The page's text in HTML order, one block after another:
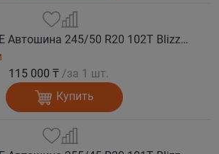
BRIDGESTONE Автошина 245/50 R20 102T Blizzak DM-V3 зима
115 000 ₸ /за 1 шт.
Купить